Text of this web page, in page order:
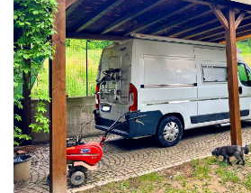
COPERTURA CAMPER